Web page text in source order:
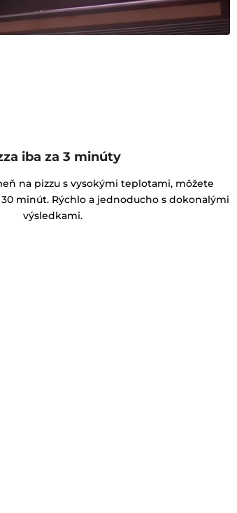
iba za 3 minúty
na pizzu s vysokými teplotami, môžete
minút. Rýchlo a jednoducho s dokonalými
výsledkami.